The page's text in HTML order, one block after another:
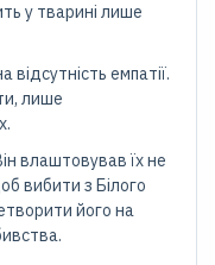
у тварині лише
відсутність емпатії.
лише
влаштовував їх не
вибити з Білого
його на